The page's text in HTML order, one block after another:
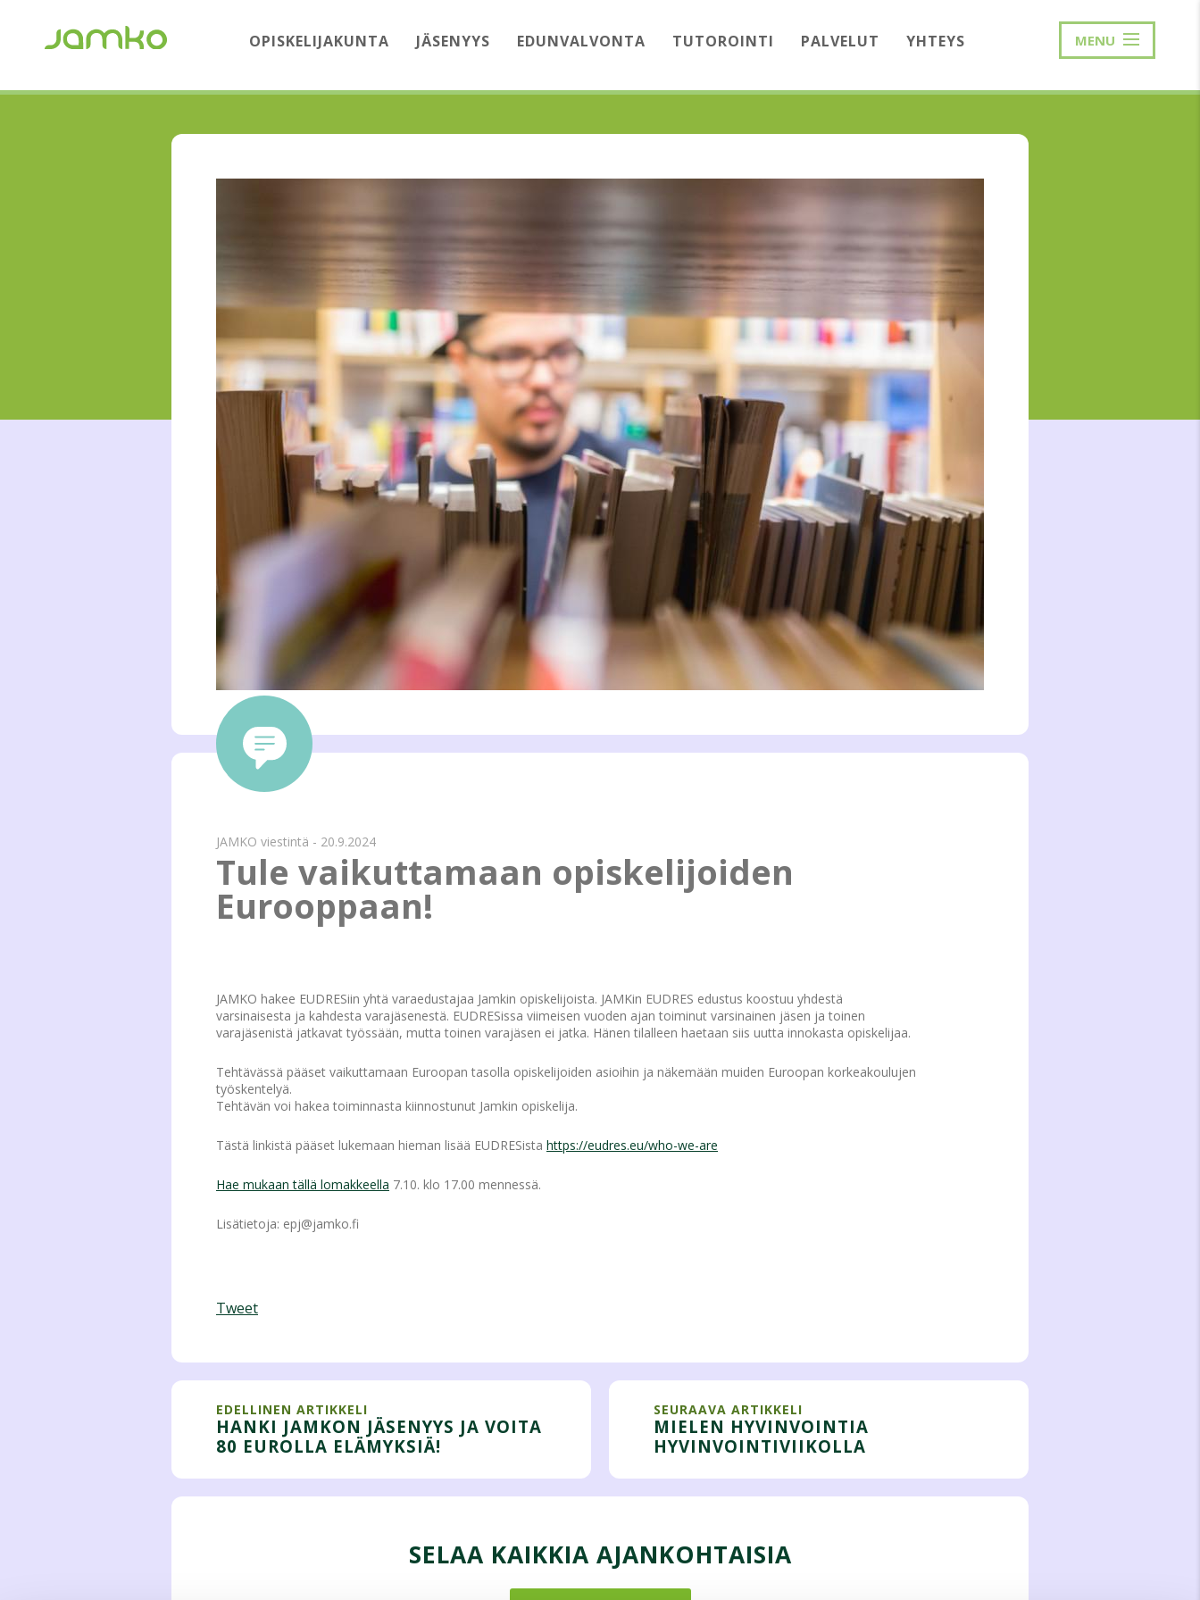
OPISKELIJAKUNTA JÄSENYYS EDUNVALVONTA TUTOROINTI PALVELUT YHTEYS MENU
JAMKO viestintä - 20.9.2024
Tule vaikuttamaan opiskelijoiden
Eurooppaan!
JAMKO hakee EUDRESiin yhtä varaedustajaa Jamkin opiskelijoista. JAMKin EUDRES edustus koostuu yhdestä
varsinaisesta ja kahdesta varajäsenestä. EUDRESissa viimeisen vuoden ajan toiminut varsinainen jäsen ja toinen
varajäsenistä jatkavat työssään, mutta toinen varajäsen ei jatka. Hänen tilalleen haetaan siis uutta innokasta opiskelijaa.
Tehtävässä pääset vaikuttamaan Euroopan tasolla opiskelijoiden asioihin ja näkemään muiden Euroopan korkeakoulujen
työskentelyä.
Tehtävän voi hakea toiminnasta kiinnostunut Jamkin opiskelija.
Tästä linkistä pääset lukemaan hieman lisää EUDRESista https://eudres.eu/who-we-are
Hae mukaan tällä lomakkeella 7.10. klo 17.00 mennessä.
Lisätietoja: epj@jamko.fi
Tweet
EDELLINEN ARTIKKELI
HANKI JAMKON JÄSENYYS JA VOITA
80 EUROLLA ELÄMYKSIÄ!
SEURAAVA ARTIKKELI
MIELEN HYVINVOINTIA
HYVINVOINTIVIIKOLLA
SELAA KAIKKIA AJANKOHTAISIA